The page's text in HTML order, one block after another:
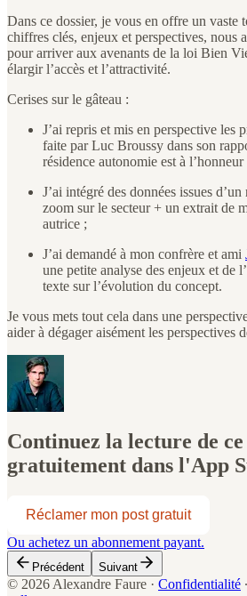
Dans ce dossier, je vous en offre un
chiffres clés, enjeux et perspectives, nous
pour arriver aux avenants de la loi Bien
élargir l’accès et l’attractivité.
Cerises sur le gâteau :
J’ai repris et mis en perspective les
faite par Luc Broussy dans son
résidence autonomie est à l’honneur
J’ai intégré des données issues
zoom sur le secteur + un extrait de
autrice ;
J’ai demandé à mon confrère et ami
une petite analyse des enjeux et de
texte sur l’évolution du concept.
Je vous mets tout cela dans une
aider à dégager aisément les perspectives
Continuez la lecture de
gratuitement dans l'App
Réclamer mon post gratuit
Ou achetez un abonnement payant.
Précédent Suivant
© 2026 Alexandre Faure · Confidentialité ∙